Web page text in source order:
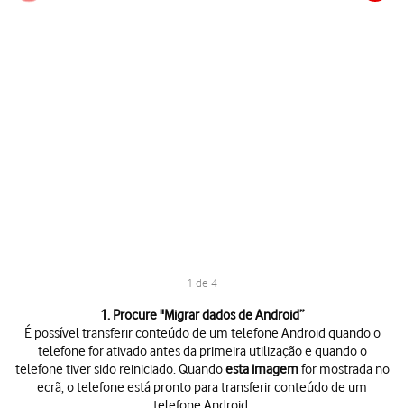
1 de 4
1. Procure "Migrar dados de Android”
É possível transferir conteúdo de um telefone Android quando o
telefone for ativado antes da primeira utilização e quando o
telefone tiver sido reiniciado. Quandoesta imagemfor mostrada no
ecrã, o telefone está pronto para transferir conteúdo de um
telefone Android.